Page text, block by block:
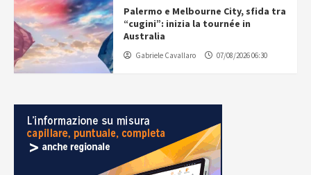
Palermo e Melbourne City, sfida tra
“cugini”: inizia la tournée in
Australia
Gabriele Cavallaro 07/08/2026 06:30